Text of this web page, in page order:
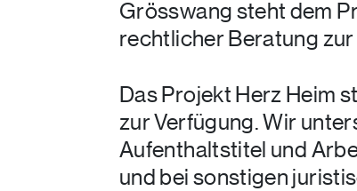
Grösswang steht dem
rechtlicher Beratung zur
Das Projekt Herz Heim
zur Verfügung. Wir
Aufenthaltstitel und
und bei sonstigen